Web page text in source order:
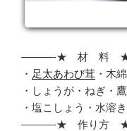
———-★ 材 料
・ 足太あわび茸 ・木
・しょうが・ねぎ・
・塩こしょう・水溶
———-★ 作り